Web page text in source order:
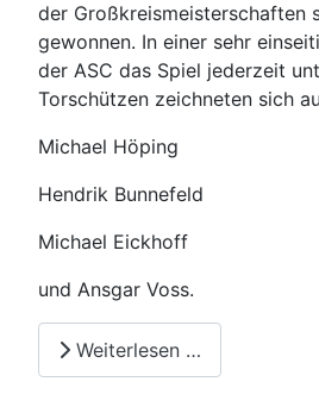
der Großkreismeisterschaften
gewonnen. In einer sehr
der ASC das Spiel jederzeit
Torschützen zeichneten sich
Michael Höping
Hendrik Bunnefeld
Michael Eickhoff
und Ansgar Voss.
Weiterlesen …